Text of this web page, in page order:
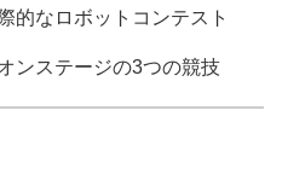
的なロボットコンテスト
ンステージの3つの競技